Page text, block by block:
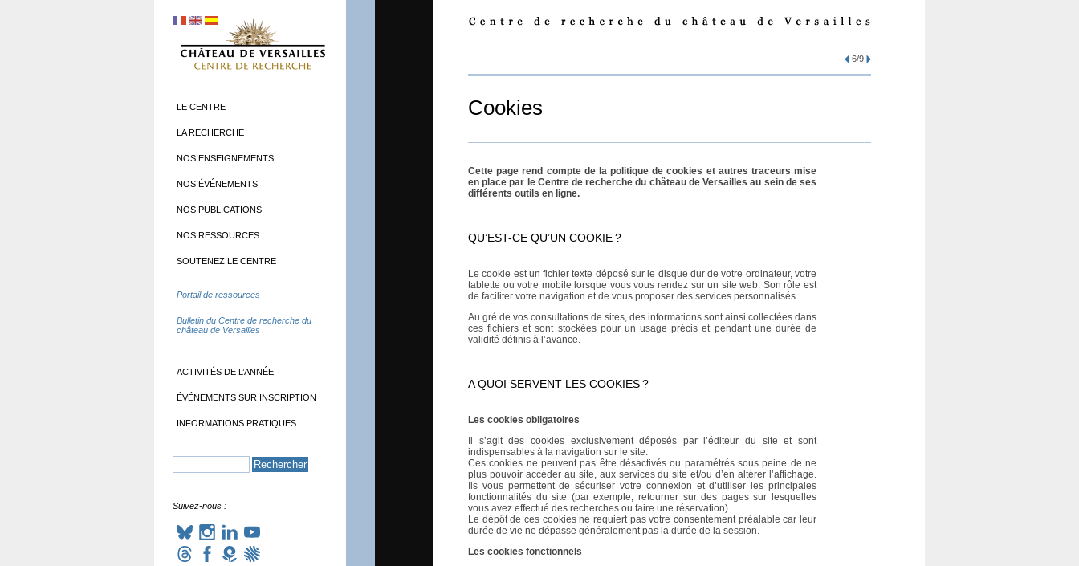
6/9
Cookies
Cette page rend compte de la politique de cookies et autres traceurs mise
en place par le Centre de recherche du château de Versailles au sein de ses
différents outils en ligne.
QU’EST-CE QU’UN COOKIE?
Le cookie est un fichier texte déposé sur le disque dur de votre ordinateur, votre
tablette ou votre mobile lorsque vous vous rendez sur un site web. Son rôle est
de faciliter votre navigation et de vous proposer des services personnalisés.
Au gré de vos consultations de sites, des informations sont ainsi collectées dans
ces fichiers et sont stockées pour un usage précis et pendant une durée de
validité définis à l’avance.
A QUOI SERVENT LES COOKIES?
Les cookies obligatoires
Il s’agit des cookies exclusivement déposés par l’éditeur du site et sont
indispensables à la navigation sur le site.
Ces cookies ne peuvent pas être désactivés ou paramétrés sous peine de ne
plus pouvoir accéder au site, aux services du site et/ou d’en altérer l’affichage.
Ils vous permettent de sécuriser votre connexion et d’utiliser les principales
fonctionnalités du site (par exemple, retourner sur des pages sur lesquelles
vous avez effectué des recherches ou faire une réservation).
Le dépôt de ces cookies ne requiert pas votre consentement préalable car leur
durée de vie ne dépasse généralement pas la durée de la session.
Les cookies fonctionnels
LE CENTRE
LA RECHERCHE
NOS ENSEIGNEMENTS
NOS ÉVÉNEMENTS
NOS PUBLICATIONS
NOS RESSOURCES
SOUTENEZ LE CENTRE
Portail de ressources
Bulletin du Centre de recherche du
château de Versailles
ACTIVITÉS DE L’ANNÉE
ÉVÉNEMENTS SUR INSCRIPTION
INFORMATIONS PRATIQUES
Suivez-nous :